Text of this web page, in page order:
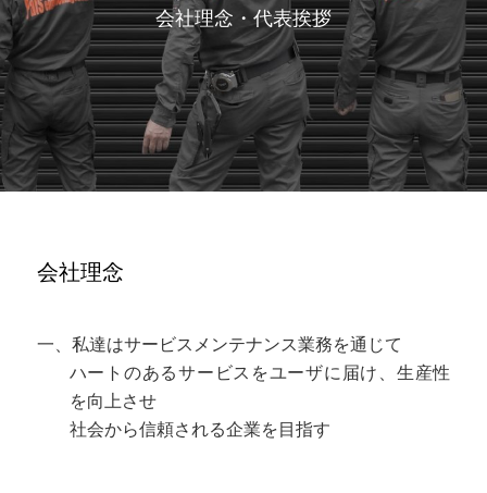
会社理念・代表挨拶
会社理念
一、私達はサービスメンテナンス業務を通じて
ハートのあるサービスをユーザに届け、生産性
を向上させ
社会から信頼される企業を目指す